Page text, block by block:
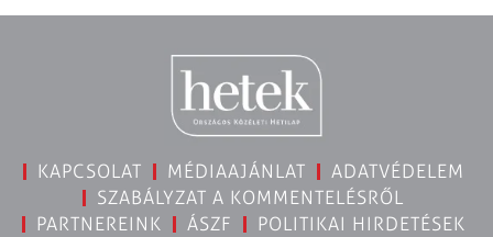
KAPCSOLAT MÉDIAAJÁNLAT
ADATVÉDELEM
SZABÁLYZAT A KOMMENTELÉSRŐL
PARTNEREINK
ÁSZF
POLITIKAI HIRDETÉSEK